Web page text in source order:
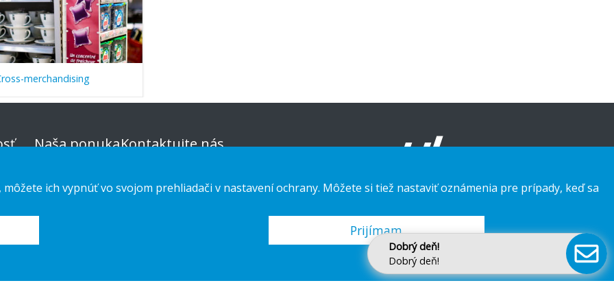
merchandising
Dobrý deň!
Dobrý deň!
Naša ponuka
voľba
Custom-made
Návod na
Kontaktujte nás
Vyhlásenie o ochrane osobných
údajov
ich vypnúť vo svojom prehliadači v nastavení ochrany. Môžete si tiež nastaviť oznámenia pre prípady, keď sa
Prijímam